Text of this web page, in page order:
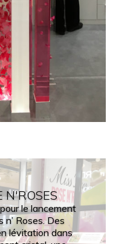
N'ROSES
le lancement
n’ Roses. Des
lévitation dans